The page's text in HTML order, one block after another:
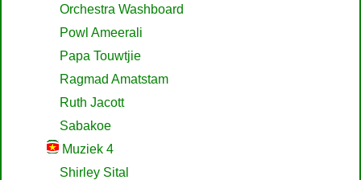
Orchestra Washboard
Powl Ameerali
Papa Touwtjie
Ragmad Amatstam
Ruth Jacott
Sabakoe
Muziek 4
Shirley Sital